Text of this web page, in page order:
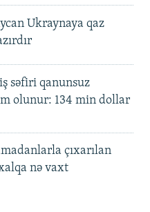
Ukraynaya qaz
səfiri qanunsuz
olunur: 134 min dollar
çıxarılan
nə vaxt